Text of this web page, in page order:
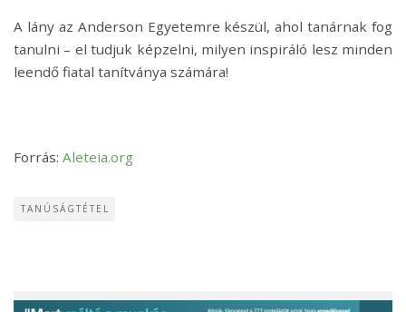
A lány az Anderson Egyetemre készül, ahol tanárnak fog
tanulni – el tudjuk képzelni, milyen inspiráló lesz minden
leendő fiatal tanítványa számára!
Forrás: Aleteia.org
TANÚSÁGTÉTEL